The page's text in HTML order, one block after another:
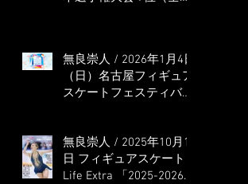
無良崇人 / 2026年1月4日
（日）名古屋フィギュア
スケートフェスティバル
無良崇人 / 2025年10月16
日 フィギュアスケート
Life Extra 「2025-2026